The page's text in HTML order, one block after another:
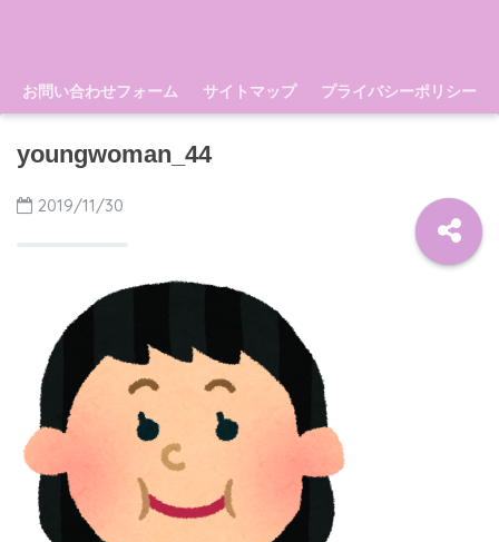
お問い合わせフォーム サイトマップ プライバシーポリシー
youngwoman_44
2019/11/30